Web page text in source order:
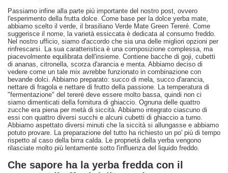
Passiamo infine alla parte più importante del nostro post, ovvero
l'esperimento della frutta dolce. Come base per la dolce yerba mate,
abbiamo scelto il verde, il brasiliano Verde Mate Green Tereré. Come
suggerisce il nome, la varietà essiccata è dedicata al consumo freddo.
Nel nostro ufficio, siamo d'accordo che sia una delle migliori opzioni per
rinfrescarsi. La sua caratteristica è una composizione complessa, ma
piacevolmente equilibrata dell'insieme. Contiene bacche di goji, cubetti
di ananas, citronella, scorza d'arancia e menta. Abbiamo deciso di
vedere come un tale mix avrebbe funzionato in combinazione con
bevande dolci. Abbiamo preparato: succo di mela, succo d'arancia,
nettare di fragola e nettare di frutto della passione. La temperatura di
"fermentazione" del tereré deve essere molto bassa, quindi non ci
siamo dimenticati della fornitura di ghiaccio. Ognuna delle quattro
zucche era piena per metà di siccità. Abbiamo integrato ciascuno di
essi con quattro diversi succhi e alcuni cubetti di ghiaccio a turno.
Abbiamo aspettato diversi minuti che la siccità si allungasse e abbiamo
potuto provare. La preparazione del tutto ha richiesto un po' più di tempo
rispetto al caso della birra calda. Le proprietà della yerba vengono
rilasciate molto più lentamente sotto l'influenza del liquido freddo.
Che sapore ha la yerba fredda con il